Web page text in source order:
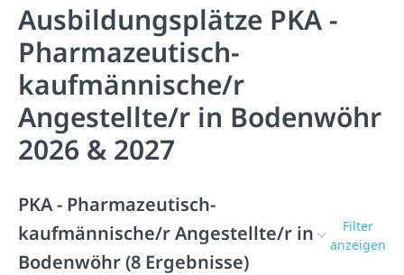
Ausbildungsplätze PKA -
Pharmazeutisch-
kaufmännische/r
Angestellte/r in Bodenwöhr
2026 & 2027
PKA - Pharmazeutisch-
kaufmännische/r Angestellte/r in
Bodenwöhr (8 Ergebnisse)
Filter
anzeigen